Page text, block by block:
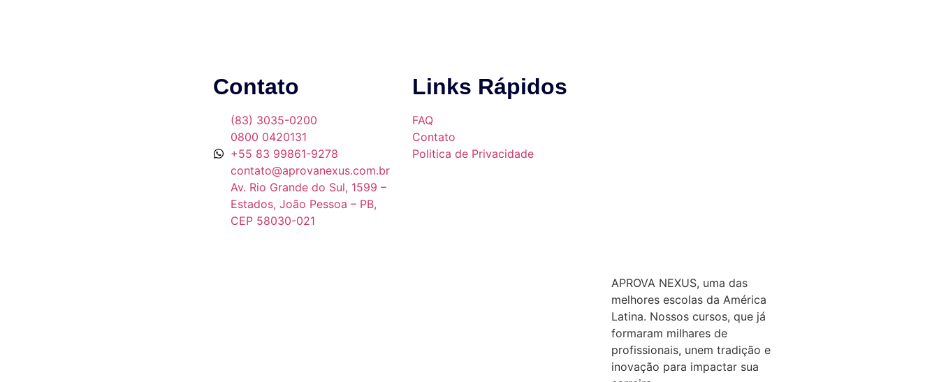
Contato
(83) 3035-0200
0800 0420131
+55 83 99861-9278
contato@aprovanexus.com.br
Av. Rio Grande do Sul, 1599 –
Estados, João Pessoa – PB,
CEP 58030-021
Links Rápidos
FAQ
Contato
Politica de Privacidade
APROVA NEXUS, uma das
melhores escolas da América
Latina. Nossos cursos, que já
formaram milhares de
profissionais, unem tradição e
inovação para impactar sua